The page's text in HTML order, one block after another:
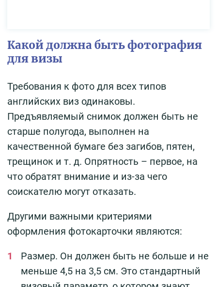
Какой должна быть фотография
для визы
Требования к фото для всех типов
английских виз одинаковы.
Предъявляемый снимок должен быть не
старше полугода, выполнен на
качественной бумаге без загибов, пятен,
трещинок и т. д. Опрятность – первое, на
что обратят внимание и из-за чего
соискателю могут отказать.
Другими важными критериями
оформления фотокарточки являются:
Размер. Он должен быть не больше и не
меньше 4,5 на 3,5 см. Это стандартный